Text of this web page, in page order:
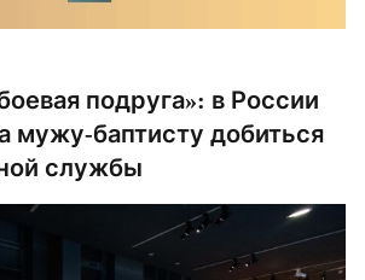
подруга»: в России
мужу-баптисту добиться
службы